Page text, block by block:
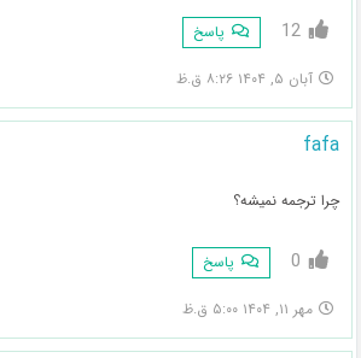
12 پاسخ
آبان ۵, ۱۴۰۴ ۸:۲۶ ق.ظ
fafa
چرا ترجمه نمیشه؟
0 پاسخ
مهر ۱۱, ۱۴۰۴ ۵:۰۰ ق.ظ